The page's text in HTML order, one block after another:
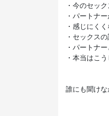
・今のセッ
・パートナ
・感じにく
・セックス
・パートナ
・本当はこ
誰にも聞けな